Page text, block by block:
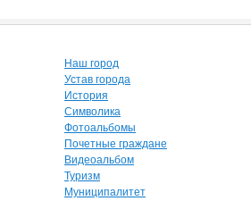
Наш город
Устав города
История
Символика
Фотоальбомы
Почетные граждане
Видеоальбом
Туризм
Муниципалитет